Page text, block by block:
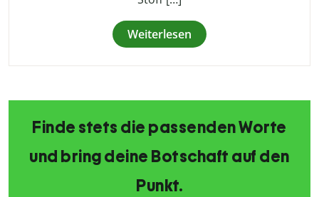
Weiterlesen
Finde stets die passenden Worte
und bring deine Botschaft auf den
Punkt.